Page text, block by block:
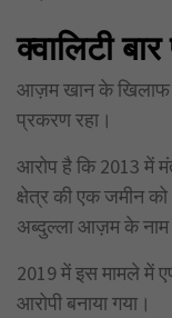
क्वालिटी
आज़म खान के खिलाफ
प्रकरण रहा।
आरोप है कि 2013 में
क्षेत्र की एक जमीन
अब्दुल्ला आज़म के नाम
2019 में इस मामले में
आरोपी बनाया गया।